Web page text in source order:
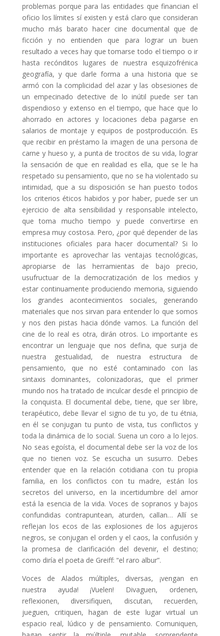
problemas porque para las entidades que financian el
oficio los límites sí existen y está claro que consideran
mucho más barato hacer cine documental que de
ficción y no entienden que para lograr un buen
resultado a veces hay que tomarse todo el tiempo o ir
hasta recónditos lugares de nuestra esquizofrénica
geografía, y que darle forma a una historia que se
armó con la complicidad del azar y las obsesiones de
un empecinado detective de lo inútil puede ser tan
dispendioso y extenso en el tiempo, que hace que lo
ahorrado en actores y locaciones deba pagarse en
salarios de montaje y equipos de postproducción. Es
que recibir en préstamo la imagen de una persona de
carne y hueso y, a punta de trocitos de su vida, lograr
la sensación de que en realidad es ella, que se le ha
respetado su pensamiento, que no se ha violentado su
intimidad, que a su disposición se han puesto todos
los criterios éticos habidos y por haber, puede ser un
ejercicio de alta sensibilidad y responsable intelecto,
que toma mucho tiempo y puede convertirse en
empresa muy costosa. Pero, ¿por qué depender de las
instituciones oficiales para hacer documental? Si lo
importante es aprovechar las ventajas tecnológicas,
apropiarse de las herramientas de bajo precio,
usufructuar de la democratización de los medios y
estar continuamente produciendo memoria, siguiendo
los grandes acontecimientos sociales, generando
materiales que nos sirvan para entender lo que somos
y nos den pistas hacia dónde vamos. La función del
cine de lo real es otra, dirán otros. Lo importante es
encontrar un lenguaje que nos defina, que surja de
nuestra gestualidad, de nuestra estructura de
pensamiento, que no esté contaminado con las
sintaxis dominantes, colonizadoras, que el primer
mundo nos ha tratado de inculcar desde el principio de
la conquista. El documental debe, tiene, que ser libre,
terapéutico, debe llevar el signo de tu yo, de tu étnia,
en él se conjugan tu punto de vista, tus conflictos y
toda la dinámica de lo social. Suena un coro a lo lejos.
No seas egoísta, el documental debe ser la voz de los
que no tienen voz. Se escucha un susurro. Debes
entender que en la relación cotidiana con tu propia
familia, en los conflictos con tu madre, están los
secretos del universo, en la incertidumbre del amor
está la esencia de la vida. Voces de sopranos y bajos
confundidas contrapuntean, aturden, callan… Allí se
reflejan los ecos de las explosiones de los agujeros
negros, se conjugan el orden y el caos, la confusión y
la promesa de clarificación del devenir, el destino;
como diría el poeta de Greiff: “el raro albur”.
Voces de Alados múltiples, diversas, ¡vengan en
nuestra ayuda! ¡Vuelen! Divaguen, ordenen,
reflexionen, diversifiquen, discutan, recuerden,
jueguen, critiquen, hagan de este lugar virtual un
espacio real, lúdico y de pensamiento. Comuniquen,